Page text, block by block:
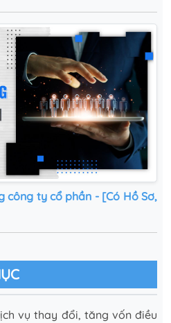
công ty cổ phần - [Có Hồ Sơ,
vụ thay đổi, tăng vốn điều